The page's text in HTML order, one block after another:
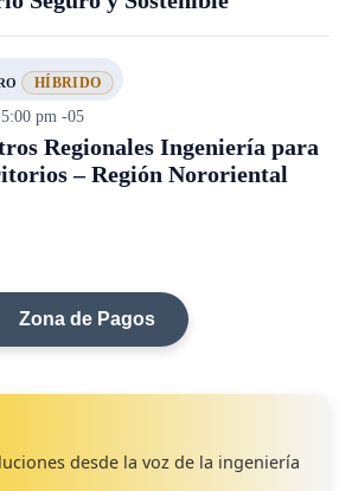
HÍBRIDO
pm -05
Regionales Ingeniería para
– Región Nororiental
Zona de Pagos
desde la voz de la ingeniería